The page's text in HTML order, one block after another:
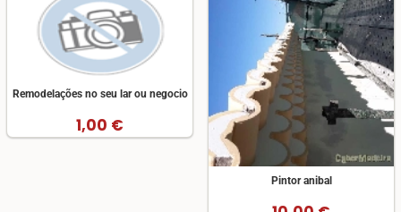
Remodelações no seu lar ou negocio
1,00 €
Pintor anibal